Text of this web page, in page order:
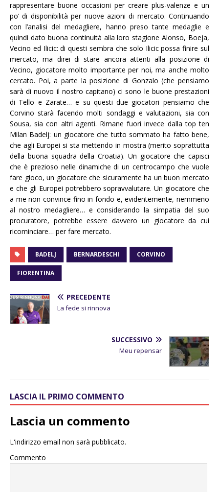
rappresentare buone occasioni per creare plus-valenze e un
po’ di disponibilità per nuove azioni di mercato. Continuando
con l’analisi del medagliere, hanno preso tante medaglie e
quindi dato buona continuità alla loro stagione Alonso, Boeja,
Vecino ed Ilicic: di questi sembra che solo Ilicic possa finire sul
mercato, ma direi di stare ancora attenti alla posizione di
Vecino, giocatore molto importante per noi, ma anche molto
cercato. Poi, a parte la posizione di Gonzalo (che pensiamo
sarà di nuovo il nostro capitano) ci sono le buone prestazioni
di Tello e Zarate… e su questi due giocatori pensiamo che
Corvino starà facendo molti sondaggi e valutazioni, sia con
Sousa, sia con altri agenti. Rimane fuori invece dalla top ten
Milan Badelj: un giocatore che tutto sommato ha fatto bene,
che agli Europei si sta mettendo in mostra (merito soprattutta
della buona squadra della Croatia). Un giocatore che capisci
che è prezioso nelle dinamiche di un centrocampo che vuole
fare gioco, un giocatore che sicuramente ha un buon mercato
e che gli Europei potrebbero sopravvalutare. Un giocatore che
a me non convince fino in fondo e, evidentemente, nemmeno
al nostro medagliere… e considerando la simpatia del suo
procuratore, potrebbe essere davvero un giocatore da cui
ricominciare… per fare mercato.
BADELJ BERNARDESCHI CORVINO
FIORENTINA
PRECEDENTE
La fede si rinnova
SUCCESSIVO
Meu repensar
LASCIA IL PRIMO COMMENTO
Lascia un commento
L'indirizzo email non sarà pubblicato.
Commento